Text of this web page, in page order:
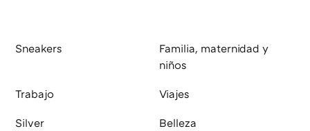
Sneakers
Familia, maternidad y
niños
Trabajo Viajes
Silver Belleza